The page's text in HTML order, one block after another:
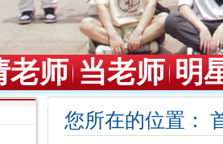
老师 当老师 明
您所在的位置：